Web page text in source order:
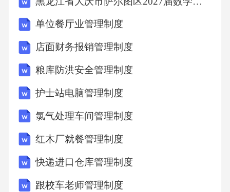
析，与预算进行对比，如发现费用超支，应及
时查找原因，并采取相应的控制措施。2.报关部
门应优化报关流程，合理选择报关代理机构，
降低报关费用支出。七、附则（一）解释权本
单位餐厅业管理制度
店面财务报销管理制度
粮库防洪安全管理制度
护士站电脑管理制度
氯气处理车间管理制度
红木厂就餐管理制度
快递进口仓库管理制度
跟校车老师管理制度